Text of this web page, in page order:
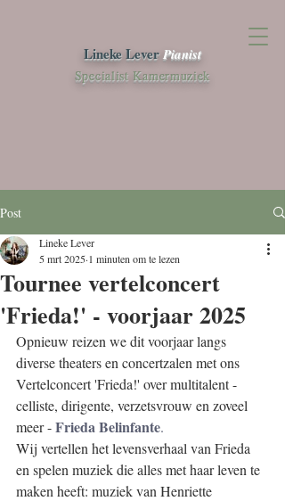
Specialist Kamermuziek
Lineke Lever Pianist
Post
Tournee vertelconcert
'Frieda!' - voorjaar 2025
Lineke Lever
5 mrt 2025 1 minuten om te lezen
Opnieuw reizen we dit voorjaar langs
diverse theaters en concertzalen met ons
Vertelconcert 'Frieda!' over multitalent -
celliste, dirigente, verzetsvrouw en zoveel
meer - Frieda Belinfante.
Wij vertellen het levensverhaal van Frieda
en spelen muziek die alles met haar leven te
maken heeft: muziek van Henriette